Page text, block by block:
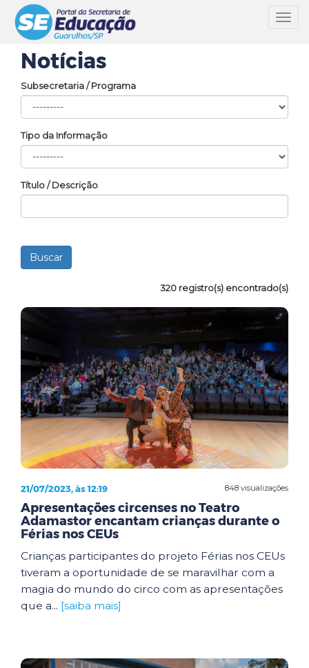
Notícias
Subsecretaria / Programa
Tipo da Informação
Título / Descrição
320 registro(s) encontrado(s)
848 visualizações
21/07/2023, às 12:19
Apresentações circenses no Teatro
Adamastor encantam crianças durante o
Férias nos CEUs
Crianças participantes do projeto Férias nos CEUs
tiveram a oportunidade de se maravilhar com a
magia do mundo do circo com as apresentações
que a... [saiba mais]